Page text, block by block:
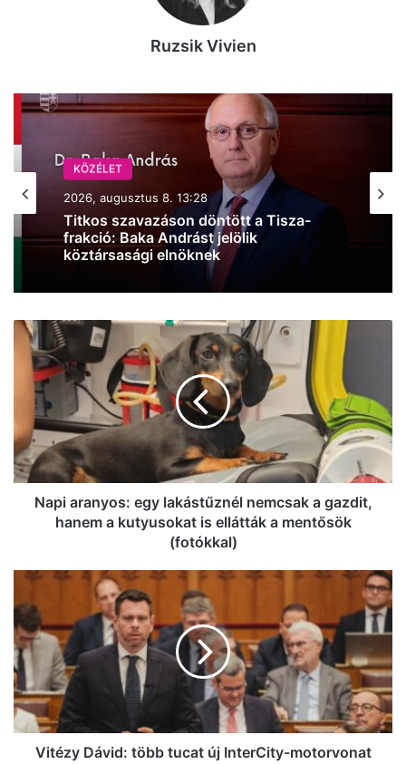
Ruzsik Vivien
2026, augusztus 8. 13:28
Titkos szavazáson döntött a Tisza-
köztársasági elnöknek
2026, augusztus 7. 19:47
Iskolakezdési támogatás az
juthatsz hozzá
Napi
aranyos:
egy
lakástűznél
nemcsak
gazdit,
hanem
a
kutyusokat
mentősök
Napi aranyos: egy lakástűznél nemcsak a gazdit,
hanem a kutyusokat is ellátták a mentősök
(fotókkal)
Vitézy
több
tucat
új
InterCity-
motorvonat
beszerzését
teszik
lehetővé
Vitézy Dávid: több tucat új InterCity-motorvonat